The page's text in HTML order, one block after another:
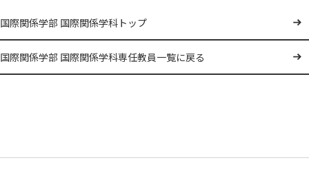
国際関係学部 国際関係学科トップ
国際関係学部 国際関係学科専任教員一覧に戻る